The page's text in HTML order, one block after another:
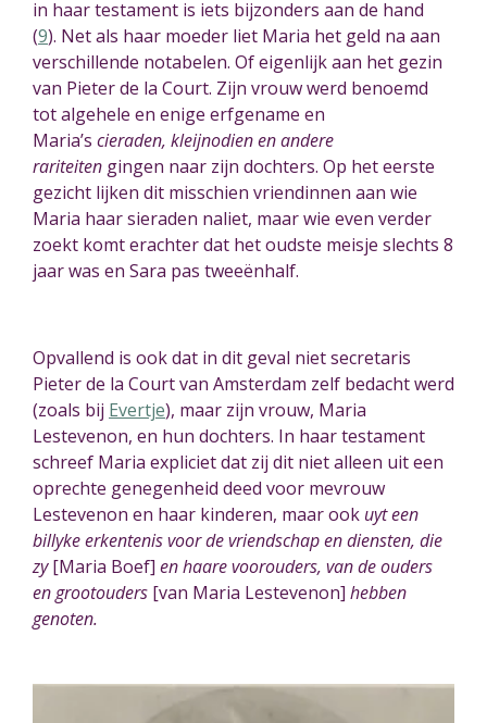
in haar testament is iets bijzonders aan de hand
(9). Net als haar moeder liet Maria het geld na aan
verschillende notabelen. Of eigenlijk aan het gezin
van Pieter de la Court. Zijn vrouw werd benoemd
tot algehele en enige erfgename en
Maria’s cieraden, kleijnodien en andere
rariteiten gingen naar zijn dochters. Op het eerste
gezicht lijken dit misschien vriendinnen aan wie
Maria haar sieraden naliet, maar wie even verder
zoekt komt erachter dat het oudste meisje slechts 8
jaarwas en Sara pas tweeënhalf.
Opvallend is ook dat in dit geval niet secretaris
Pieter de la Court van Amsterdam zelf bedacht werd
(zoals bij Evertje), maar zijn vrouw, Maria
Lestevenon, en hun dochters. In haar testament
schreef Maria expliciet dat zij dit niet alleen uit een
oprechte genegenheid deed voor mevrouw
Lestevenon en haar kinderen, maar ook uyt een
billyke erkentenis voor de vriendschap en diensten, die
zy[Maria Boef] en haare voorouders, van de ouders
en grootouders [van Maria Lestevenon] hebben
genoten.